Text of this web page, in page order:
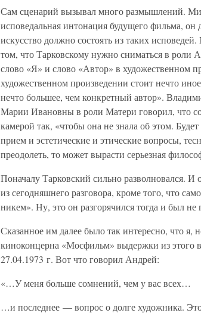
Сам сценарий вызывал много размышлений.
исповедальная интонация будущего фильма,
искусство должно состоять из таких
том, что Тарковскому нужно сниматься в роли
слово «Я» и слово «Автор» в художественном
художественном произведении стоит нечто
нечто большее, чем конкретный автор».
Марии Ивановны в роли Матери говорил, что
камерой так, «чтобы она не знала об этом.
прием и эстетические и этические вопросы,
преодолеть, то может вырасти серьезная
Поначалу Тарковский сильно разволновался. И
из сегодняшнего разговора, кроме того, что
никем». Ну, это он разгорячился тогда и был не
Сказанное им далее было так интересно, что я,
киноконцерна «Мосфильм» выдержки из этого
27.04.1973 г. Вот что говорил Андрей:
«…У меня больше сомнений, чем у вас всех…
…и последнее — вопрос о долге художника.